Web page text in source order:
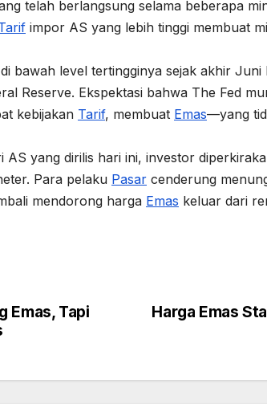
telah berlangsung selama beberapa
impor AS yang lebih tinggi membuat
bawah level tertingginya sejak akhir Juni
Reserve. Ekspektasi bahwa The Fed
kebijakan Tarif, membuat Emas—yang
AS yang dirilis hari ini, investor
Para pelaku Pasar cenderung
mendorong harga Emas keluar dari
Harga Emas
Emas, Tapi